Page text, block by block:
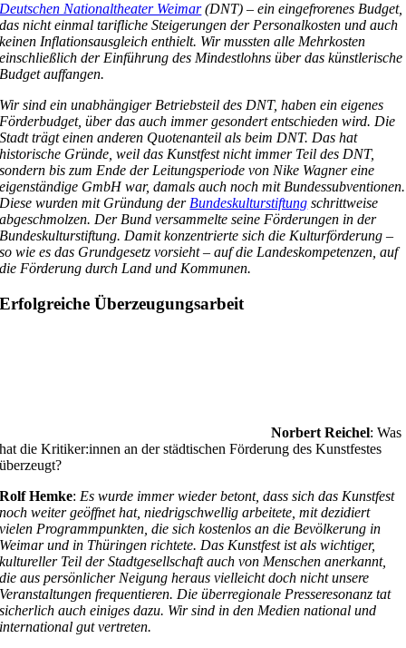
Deutschen Nationaltheater Weimar(DNT) – ein eingefrorenes Budget,
das nicht einmal tarifliche Steigerungen der Personalkosten und auch
keinen Inflationsausgleich enthielt. Wir mussten alle Mehrkosten
einschließlich der Einführung des Mindestlohns über das künstlerische
Budget auffangen.
Wir sind ein unabhängiger Betriebsteil des DNT, haben ein eigenes
Förderbudget, über das auch immer gesondert entschieden wird. Die
Stadt trägt einen anderen Quotenanteil als beim DNT. Das hat
historische Gründe, weil das Kunstfest nicht immer Teil des DNT,
sondern bis zum Ende der Leitungsperiode von Nike Wagner eine
eigenständige GmbH war, damals auch noch mit Bundessubventionen.
Diese wurden mit Gründung der Bundeskulturstiftung schrittweise
abgeschmolzen. Der Bund versammelte seine Förderungen in der
Bundeskulturstiftung. Damit konzentrierte sich die Kulturförderung –
so wie es das Grundgesetz vorsieht – auf die Landeskompetenzen, auf
die Förderung durch Land und Kommunen.
Erfolgreiche Überzeugungsarbeit
Norbert Reichel: Was
hat die Kritiker:innen an der städtischen Förderung des Kunstfestes
überzeugt?
Rolf Hemke: Es wurde immer wieder betont, dass sich das Kunstfest
noch weiter geöffnet hat, niedrigschwellig arbeitete, mit dezidiert
vielen Programmpunkten, die sich kostenlos an die Bevölkerung in
Weimar und in Thüringen richtete. Das Kunstfest ist als wichtiger,
kultureller Teil der Stadtgesellschaft auch von Menschen anerkannt,
die aus persönlicher Neigung heraus vielleicht doch nicht unsere
Veranstaltungen frequentieren. Die überregionale Presseresonanz tat
sicherlich auch einiges dazu. Wir sind in den Medien national und
international gut vertreten.